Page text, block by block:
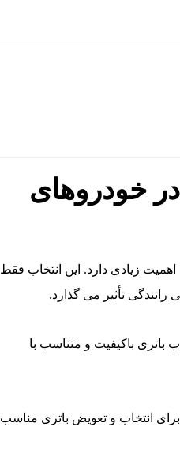
خودروهای
زیادی دارد. این انتخاب فقط
تأثیر می گذارد.
باتری باکیفیت و متناسب با
برای انتخاب و تعویض باتری مناسب